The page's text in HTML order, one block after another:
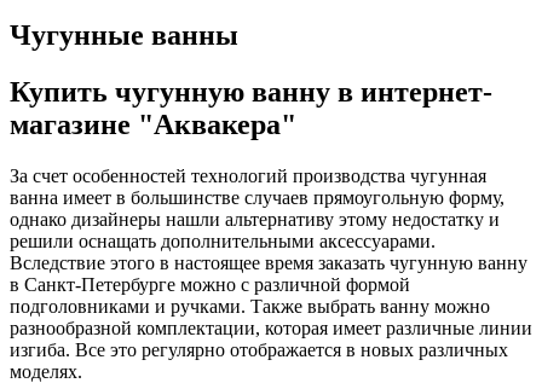
Чугунные ванны
Купить чугунную ванну в интернет-
магазине "Аквакера"
За счет особенностей технологий производства чугунная
ванна имеет в большинстве случаев прямоугольную форму,
однако дизайнеры нашли альтернативу этому недостатку и
решили оснащать дополнительными аксессуарами.
Вследствие этого в настоящее время заказать чугунную ванну
в Санкт-Петербурге можно с различной формой
подголовниками и ручками. Также выбрать ванну можно
разнообразной комплектации, которая имеет различные линии
изгиба. Все это регулярно отображается в новых различных
моделях.